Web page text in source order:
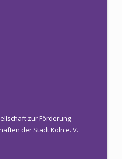
zur Förderung
der Stadt Köln e. V.